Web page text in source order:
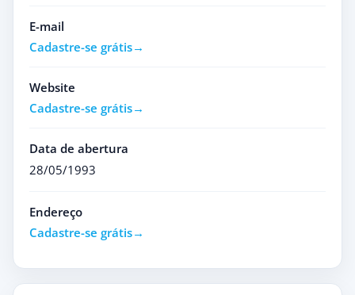
E-mail
Cadastre-se grátis
Website
Cadastre-se grátis
Data de abertura
28/05/1993
Endereço
Cadastre-se grátis